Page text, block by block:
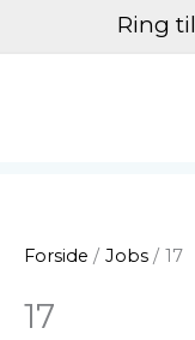
Ring
Forside Jobs 17
17